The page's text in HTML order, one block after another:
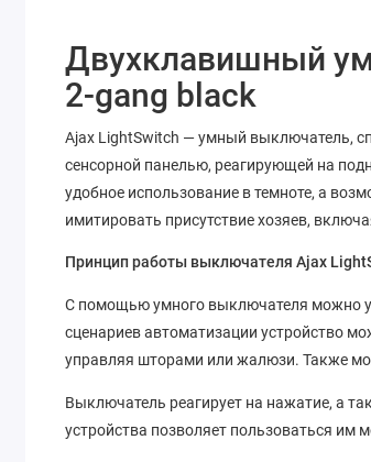
Двухклавишный
2-gang black
Ajax LightSwitch — умный выключатель,
сенсорной панелью, реагирующей на
удобное использование в темноте, а
имитировать присутствие хозяев,
Принцип работы выключателя Ajax
С помощью умного выключателя можно
сценариев автоматизации устройство
управляя шторами или жалюзи. Также
Выключатель реагирует на нажатие, а
устройства позволяет пользоваться